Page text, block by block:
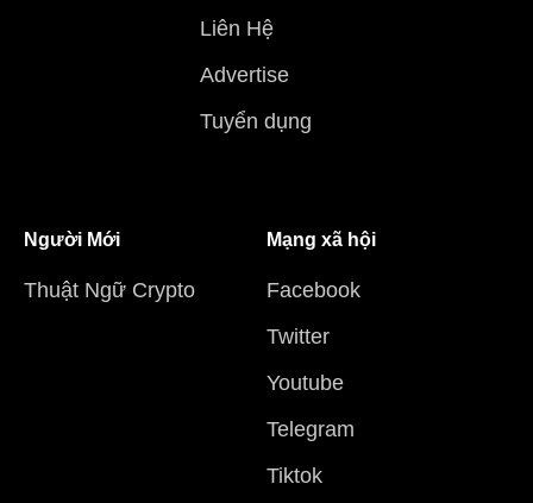
Liên Hệ
Advertise
Tuyển dụng
Người Mới
Thuật Ngữ Crypto
Mạng xã hội
Facebook
Twitter
Youtube
Telegram
Tiktok